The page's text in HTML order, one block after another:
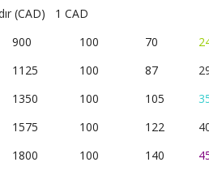
(CAD) 1 CAD
900 100 70
1125 100 87
1350 100 105
1575 100 122
1800 100 140